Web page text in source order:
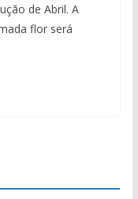
de Abril. A
flor será